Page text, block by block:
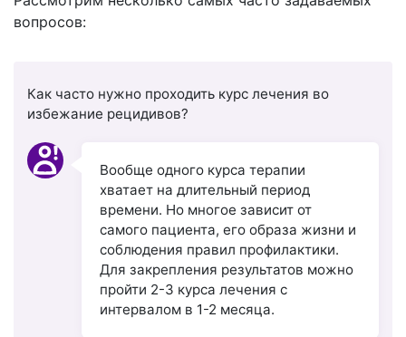
вопросов:
Как часто нужно проходить курс лечения во
избежание рецидивов?
Вообще одного курса терапии
хватает на длительный период
времени. Но многое зависит от
самого пациента, его образа жизни и
соблюдения правил профилактики.
Для закрепления результатов можно
пройти 2-3 курса лечения с
интервалом в 1-2 месяца.